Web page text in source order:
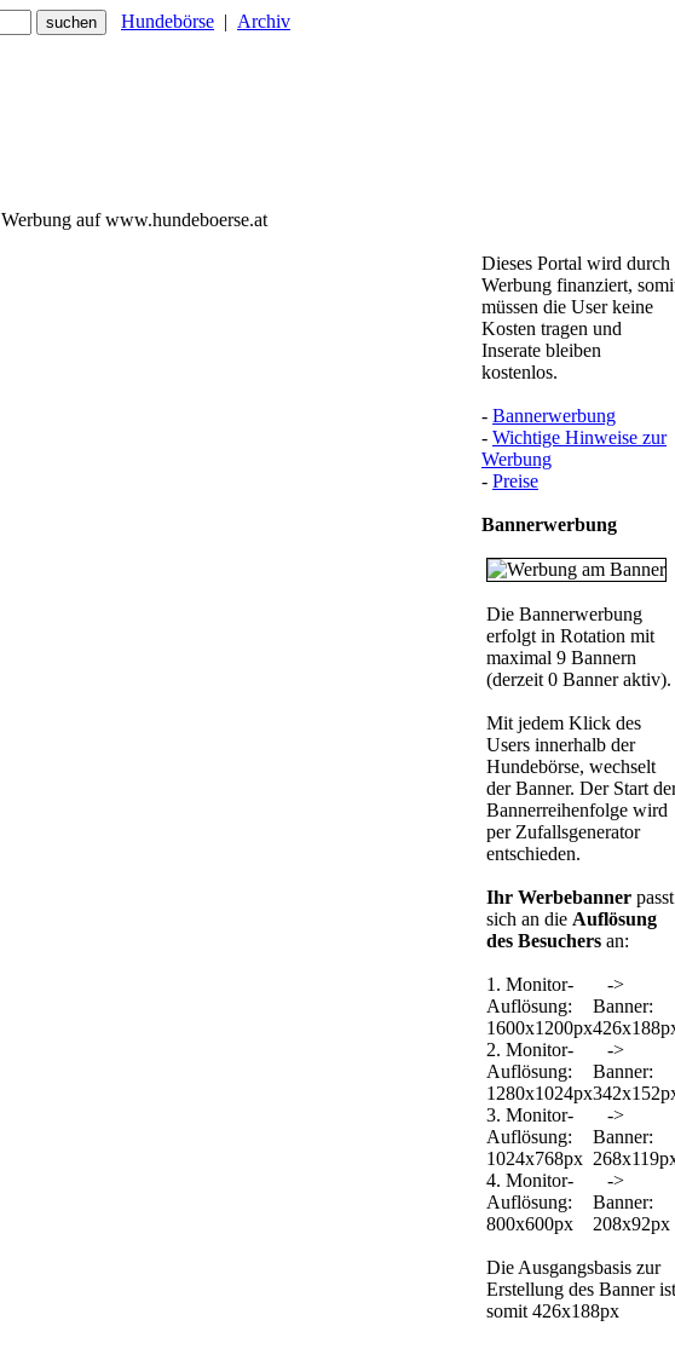
Hundebörse | Archiv
Werbung auf www.hundeboerse.at
Dieses Portal wird durch
Werbung finanziert,
müssen die User keine
Kosten tragen und
Inserate bleiben
kostenlos.
- Bannerwerbung
- Wichtige Hinweise zur
Werbung
- Preise
Bannerwerbung
Die Bannerwerbung
erfolgt in Rotation mit
maximal 9 Bannern
(derzeit 0 Banner aktiv).
Mit jedem Klick des
Users innerhalb der
Hundebörse, wechselt
der Banner. Der Start
Bannerreihenfolge wird
per Zufallsgenerator
entschieden.
Ihr Werbebanner passt
sich an die Auflösung
des Besuchers an:
1. Monitor-
Auflösung:
1600x1200px
->
Banner:
2. Monitor-
Auflösung:
1280x1024px
->
Banner:
3. Monitor-
Auflösung:
1024x768px
->
Banner:
4. Monitor-
Auflösung:
800x600px
->
Banner:
208x92px
Die Ausgangsbasis zur
Erstellung des Banner ist
somit 426x188px